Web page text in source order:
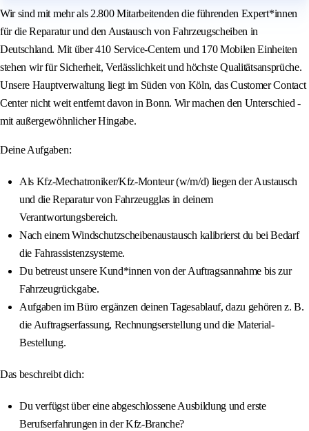
Wir sind mit mehr als 2.800 Mitarbeitenden die führenden Expert*innen
für die Reparatur und den Austausch von Fahrzeugscheiben in
Deutschland. Mit über 410 Service-Centern und 170 Mobilen Einheiten
stehen wir für Sicherheit, Verlässlichkeit und höchste Qualitätsansprüche.
Unsere Hauptverwaltung liegt im Süden von Köln, das Customer Contact
Center nicht weit entfernt davon in Bonn. Wir machen den Unterschied -
mit außergewöhnlicher Hingabe.
Deine Aufgaben:
Als Kfz-Mechatroniker/Kfz-Monteur (w/m/d) liegen der Austausch
und die Reparatur von Fahrzeugglas in deinem
Verantwortungsbereich.
Nach einem Windschutzscheibenaustausch kalibrierst du bei Bedarf
die Fahrassistenzsysteme.
Du betreust unsere Kund*innen von der Auftragsannahme bis zur
Fahrzeugrückgabe.
Aufgaben im Büro ergänzen deinen Tagesablauf, dazu gehören z. B.
die Auftragserfassung, Rechnungserstellung und die Material-
Bestellung.
Das beschreibt dich:
Du verfügst über eine abgeschlossene Ausbildung und erste
Berufserfahrungen in der Kfz-Branche?